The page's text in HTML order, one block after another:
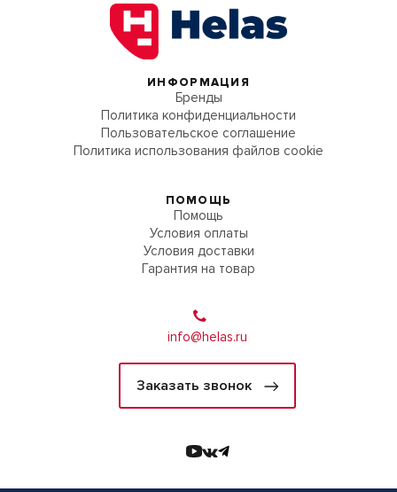
ИНФОРМАЦИЯ
Бренды
Политика конфиденциальности
Пользовательское соглашение
Политика использования файлов cookie
ПОМОЩЬ
Помощь
Условия оплаты
Условия доставки
Гарантия на товар
info@helas.ru
Заказать звонок